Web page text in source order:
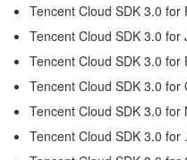
Tencent Cloud SDK 3.0 for
Tencent Cloud SDK 3.0 for
Tencent Cloud SDK 3.0 for
Tencent Cloud SDK 3.0 for
Tencent Cloud SDK 3.0 for
Tencent Cloud SDK 3.0 for